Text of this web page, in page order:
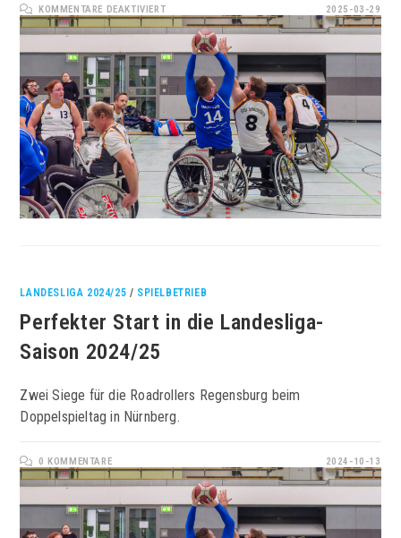
KOMMENTARE DEAKTIVIERTFÜR
SAISON
MIT
ZWEI
SIEGEN
IN
DONAUWÖRTH
BEENDET
2025-03-29
LANDESLIGA 2024/25 / SPIELBETRIEB
Perfekter Start in die Landesliga-
Saison 2024/25
Zwei Siege für die Roadrollers Regensburg beim
Doppelspieltag in Nürnberg.
0 KOMMENTARE 2024-10-13